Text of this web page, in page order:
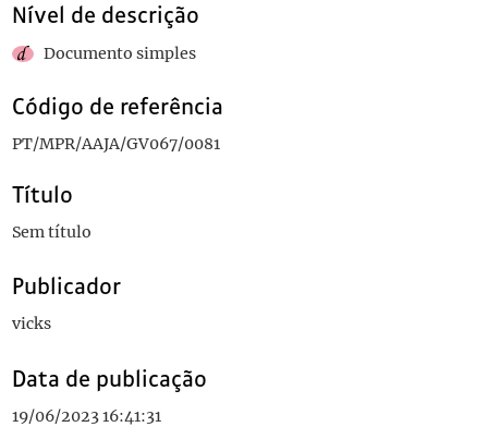
Nível de descrição
Documento simples
Código de referência
PT/MPR/AAJA/GV067/0081
Título
Sem título
Publicador
vicks
Data de publicação
19/06/2023 16:41:31